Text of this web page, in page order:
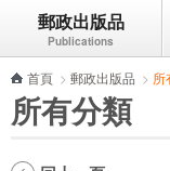
跳到主要內容區塊
郵政出版品
首頁 > 郵政出版品 > 所
所有分類